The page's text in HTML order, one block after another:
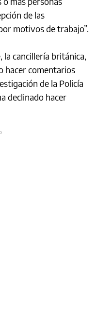
de las
motivos de trabajo”.
cancillería británica,
hacer comentarios
de la Policía
declinado hacer